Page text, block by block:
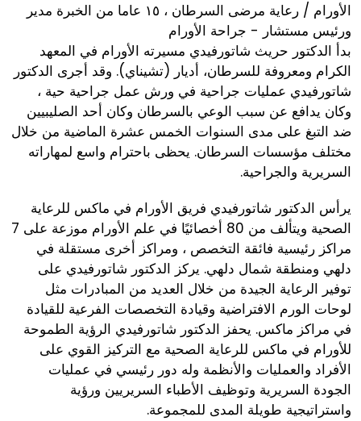
الأورام / رعاية مرضى السرطان ، ١٥ عاما من الخبرة مدير
ورئيس مستشار - جراحة الأورام
بدأ الدكتور حريث شاتورفيدي مسيرته الأورام في المعهد
الكرام ومعروفة للسرطان، أديار (تشيناي). وقد أجرى الدكتور
شاتورفيدي عمليات جراحية في ورش عمل جراحية حية ،
وكان يدافع عن سبب الوعي بالسرطان وكان أحد الصليبيين
ضد التبغ على مدى السنوات الخمس عشرة الماضية من خلال
مختلف مؤسسات السرطان. يحظى باحترام واسع لمهاراته
السريرية والجراحية.
يرأس الدكتور شاتورفيدي فريق الأورام في ماكس للرعاية
الصحية ويتألف من 80 أخصائيًا في علم الأورام موزعة على 7
مراكز رئيسية فائقة التخصص ، ومراكز أخرى مستقلة في
دلهي ومنطقة شمال دلهي. يركز الدكتور شاتورفيدي على
توفير الرعاية الجيدة من خلال العديد من المبادرات مثل
لوحات الورم الافتراضية وقيادة التخصصات الفرعية للقيادة
في مراكز ماكس. يحفز الدكتور شاتورفيدي الرؤية الطموحة
للأورام في ماكس للرعاية الصحية مع التركيز القوي على
الأفراد والعمليات والأنظمة وله دور رئيسي في عمليات
الجودة السريرية وتوظيف الأطباء السريريين ورؤية
واستراتيجية طويلة المدى للمجموعة.